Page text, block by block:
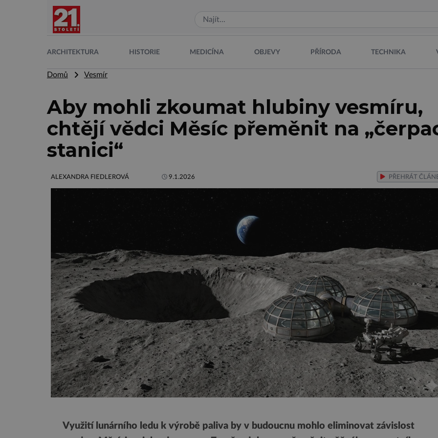
ARCHITEKTURA HISTORIE MEDICÍNA OBJEVY PŘÍRODA TECHNIKA
Domů Vesmír
Aby mohli zkoumat hlubiny vesmíru,
chtějí vědci Měsíc přeměnit na
stanici“
ALEXANDRA FIEDLEROVÁ 9.1.2026 PŘEHRÁT
Využití lunárního ledu k výrobě paliva by v budoucnu mohlo eliminovat závislost